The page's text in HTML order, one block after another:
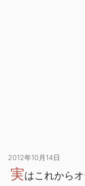
2012年10月14日
実はこれから